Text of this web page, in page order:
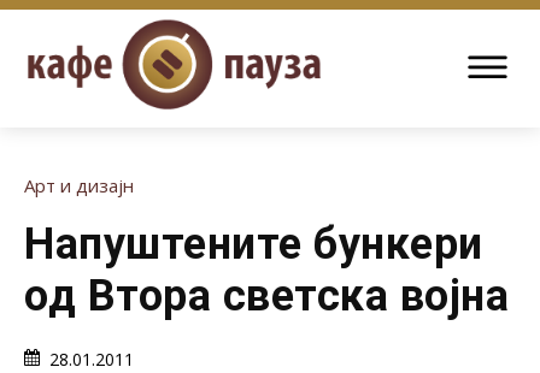
Арт и дизајн
Напуштените бункери
од Втора светска војна
28.01.2011